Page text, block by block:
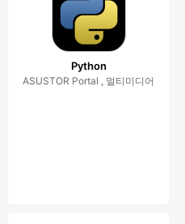
Python
ASUSTOR Portal , 멀티미디어